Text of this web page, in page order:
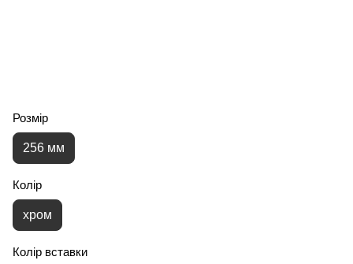
Розмір
256 мм
Колір
хром
Колір вставки